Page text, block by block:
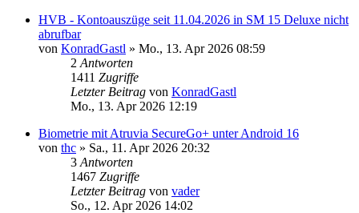
HVB - Kontoauszüge seit 11.04.2026 in SM 15 Deluxe nicht
abrufbar
von KonradGastl » Mo., 13. Apr 2026 08:59
2 Antworten
1411 Zugriffe
Letzter Beitrag von KonradGastl
Mo., 13. Apr 2026 12:19
Biometrie mit Atruvia SecureGo+ unter Android 16
von thc » Sa., 11. Apr 2026 20:32
3 Antworten
1467 Zugriffe
Letzter Beitrag von vader
So., 12. Apr 2026 14:02